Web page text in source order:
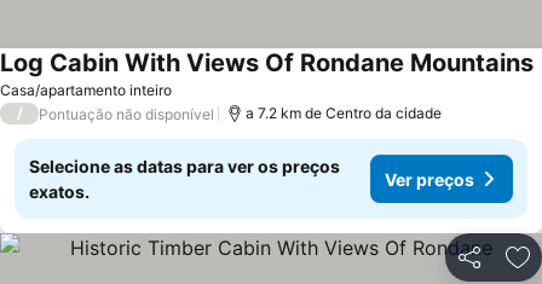
Casa/apartamento inteiro
Log Cabin With Views Of Rondane Mountains
/ Pontuação não disponível a 7.2 km de Centro da cidade
Selecione as datas para ver os preços
exatos.
Ver preços
Partilhar